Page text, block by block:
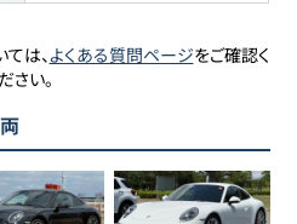
は、よくある質問ページをご確認く
ださい。